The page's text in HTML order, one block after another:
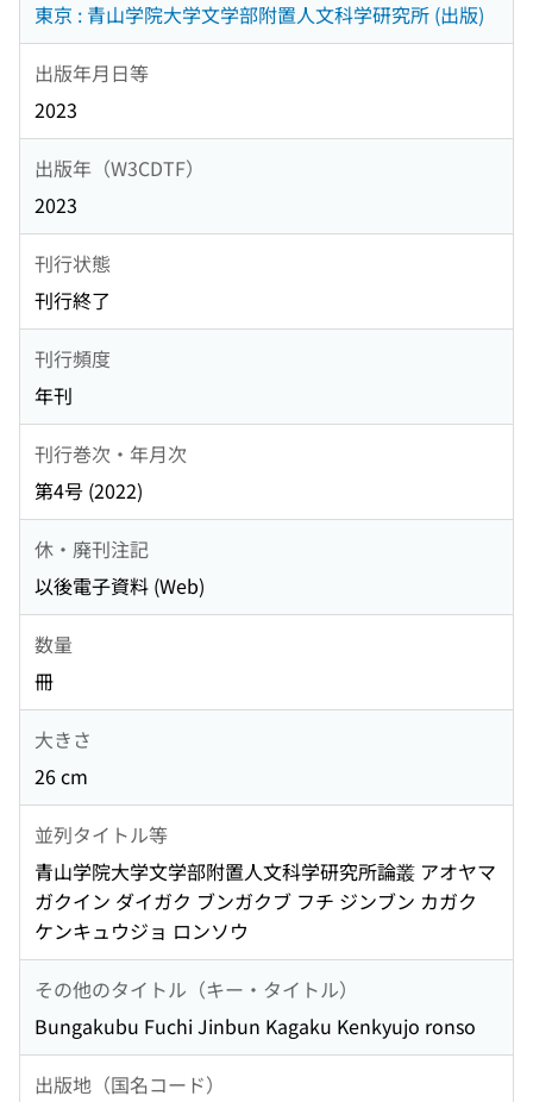
東京 : 青山学院大学文学部附置人文科学研究所 (出版)
出版年月日等
2023
出版年（W3CDTF）
2023
刊行状態
刊行終了
刊行頻度
年刊
刊行巻次・年月次
第4号 (2022)
休・廃刊注記
以後電子資料 (Web)
数量
冊
大きさ
26 cm
並列タイトル等
青山学院大学文学部附置人文科学研究所論叢 アオヤマ
ガクイン ダイガク ブンガクブ フチ ジンブン カガク
ケンキュウジョ ロンソウ
その他のタイトル（キー・タイトル）
Bungakubu Fuchi Jinbun Kagaku Kenkyujo ronso
出版地（国名コード）